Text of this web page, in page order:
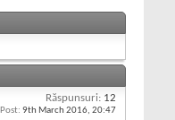
Răspunsuri: 12
9th March 2016, 20:47